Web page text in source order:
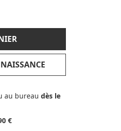
au bureau dès le
€